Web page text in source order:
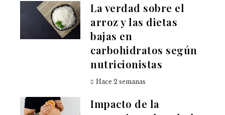
La verdad sobre el
arroz y las dietas
bajas en
carbohidratos según
nutricionistas
Hace 2 semanas
Impacto de la